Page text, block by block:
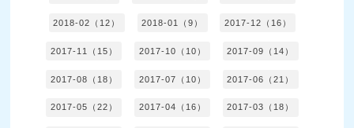
2018-02（12） 2018-01（9） 2017-12（16）
2017-11（15） 2017-10（10） 2017-09（14）
2017-08（18） 2017-07（10） 2017-06（21）
2017-05（22） 2017-04（16） 2017-03（18）